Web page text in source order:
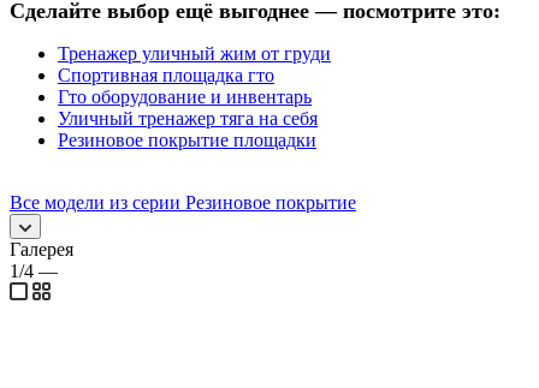
Сделайте выбор ещё выгоднее — посмотрите это:
Тренажер уличный жим от груди
Спортивная площадка гто
Гто оборудование и инвентарь
Уличный тренажер тяга на себя
Резиновое покрытие площадки
Все модели из серии Резиновое покрытие
Галерея
1/4 —